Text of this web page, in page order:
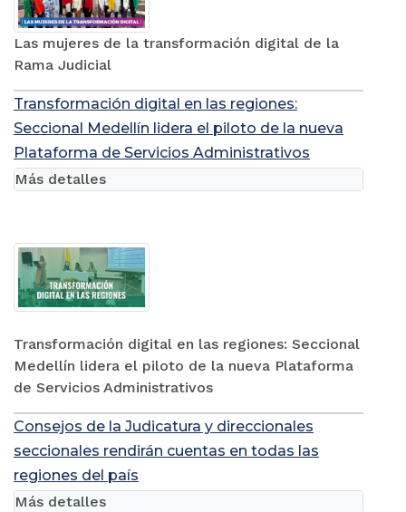
Las mujeres de la transformación digital de la
Rama Judicial
Transformación digital en las regiones:
Seccional Medellín lidera el piloto de la nueva
Plataforma de Servicios Administrativos
Transformación digital en las regiones: Seccional
Medellín lidera el piloto de la nueva Plataforma
de Servicios Administrativos
Más detalles
Consejos de la Judicatura y direccionales
seccionales rendirán cuentas en todas las
regiones del país
Más detalles